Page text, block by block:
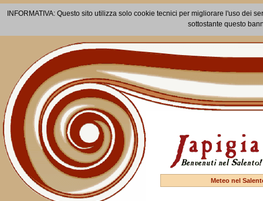
INFORMATIVA: Questo sito utilizza solo cookie tecnici per migliorare l'uso dei
sottostante questo
Meteo nel